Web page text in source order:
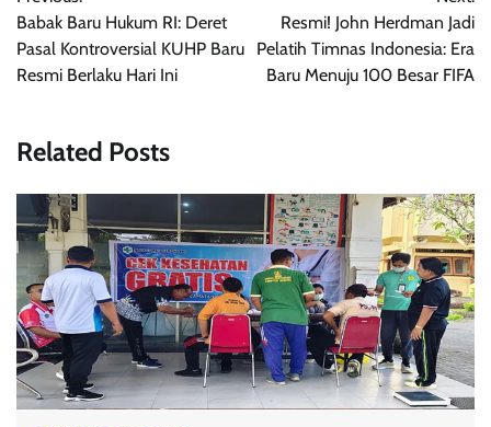
pos
Babak Baru Hukum RI: Deret
Pasal Kontroversial KUHP Baru
Resmi Berlaku Hari Ini
Resmi! John Herdman Jadi
Pelatih Timnas Indonesia: Era
Baru Menuju 100 Besar FIFA
Related Posts